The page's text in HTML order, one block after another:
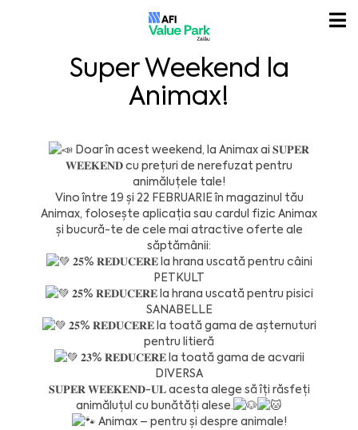
Super Weekend la
Animax!
Doar în acest weekend, la Animax ai 𝐒𝐔𝐏𝐄𝐑
𝐖𝐄𝐄𝐊𝐄𝐍𝐃 cu prețuri de nerefuzat pentru
animăluțele tale!
Vino între 19 și 22 FEBRUARIE în magazinul tău
Animax, folosește aplicația sau cardul fizic Animax
și bucură-te de cele mai atractive oferte ale
săptămânii:
𝟐𝟓% 𝐑𝐄𝐃𝐔𝐂𝐄𝐑𝐄 la hrana uscată pentru câini
PETKULT
𝟐𝟓% 𝐑𝐄𝐃𝐔𝐂𝐄𝐑𝐄 la hrana uscată pentru pisici
SANABELLE
𝟐𝟓% 𝐑𝐄𝐃𝐔𝐂𝐄𝐑𝐄 la toată gama de așternuturi
pentru litieră
𝟐𝟑% 𝐑𝐄𝐃𝐔𝐂𝐄𝐑𝐄 la toată gama de acvarii
DIVERSA
𝐒𝐔𝐏𝐄𝐑 𝐖𝐄𝐄𝐊𝐄𝐍𝐃-𝐔𝐋 acesta alege să îți răsfeți
animăluțul cu bunătăți alese.
Animax – pentru și despre animale!